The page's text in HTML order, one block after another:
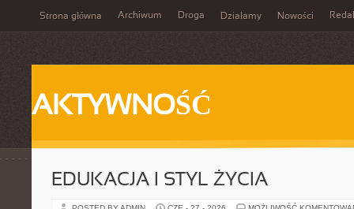
Strona główna Archiwum Droga Działamy Nowości
AKTYWNOŚĆ
EDUKACJA I STYL ŻYCIA